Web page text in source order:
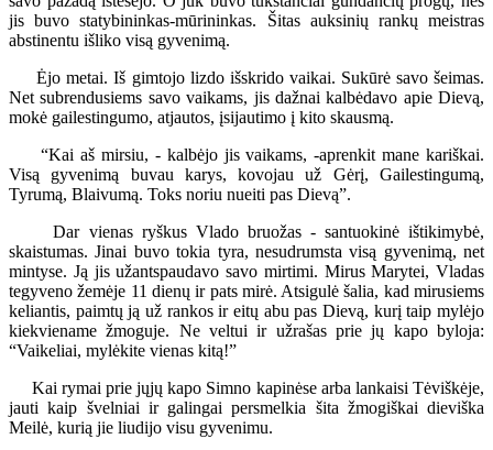
jis buvo statybininkas-mūrininkas. Šitas auksinių rankų meistras
abstinentu išliko visą gyvenimą.
Ėjo metai. Iš gimtojo lizdo išskrido vaikai. Sukūrė savo šeimas.
Net subrendusiems savo vaikams, jis dažnai kalbėdavo apie Dievą,
mokė gailestingumo, atjautos, įsijautimo į kito skausmą.
“Kai aš mirsiu, - kalbėjo jis vaikams, -aprenkit mane kariškai.
Visą gyvenimą buvau karys, kovojau už Gėrį, Gailestingumą,
Tyrumą, Blaivumą. Toks noriu nueiti pas Dievą”.
Dar vienas ryškus Vlado bruožas - santuokinė ištikimybė,
skaistumas. Jinai buvo tokia tyra, nesudrumsta visą gyvenimą, net
mintyse. Ją jis užantspaudavo savo mirtimi. Mirus Marytei, Vladas
tegyveno žemėje 11 dienų ir pats mirė. Atsigulė šalia, kad mirusiems
keliantis, paimtų ją už rankos ir eitų abu pas Dievą, kurį taip mylėjo
kiekviename žmoguje. Ne veltui ir užrašas prie jų kapo byloja:
“Vaikeliai, mylėkite vienas kitą!”
Kai rymai prie jųjų kapo Simno kapinėse arba lankaisi Tėviškėje,
jauti kaip švelniai ir galingai persmelkia šita žmogiškai dieviška
Meilė, kurią jie liudijo visu gyvenimu.